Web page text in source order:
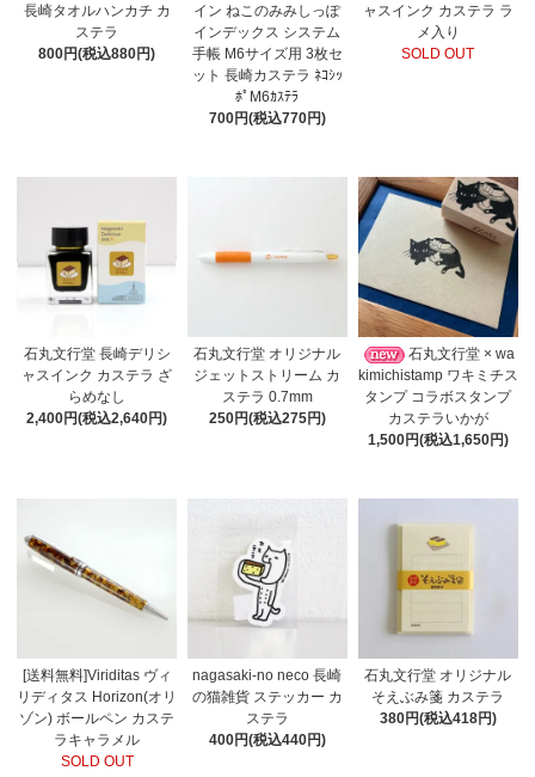
長崎タオルハンカチ カ
ステラ
800円(税込880円)
イン ねこのみみしっぽ
インデックス システム
手帳 M6サイズ用 3枚セ
ット 長崎カステラ ﾈｺｼｯ
ﾎﾟM6ｶｽﾃﾗ
700円(税込770円)
ャスインク カステラ ラ
メ入り
SOLD OUT
石丸文行堂 長崎デリシ
ャスインク カステラ ざ
らめなし
2,400円(税込2,640円)
石丸文行堂 オリジナル
ジェットストリーム カ
ステラ 0.7mm
250円(税込275円)
石丸文行堂 × wa
kimichistamp ワキミチス
タンプ コラボスタンプ
カステラいかが
1,500円(税込1,650円)
[送料無料]Viriditas ヴィ
リディタス Horizon(オリ
ゾン) ボールペン カステ
ラキャラメル
SOLD OUT
nagasaki-no neco 長崎
の猫雑貨 ステッカー カ
ステラ
400円(税込440円)
石丸文行堂 オリジナル
そえぶみ箋 カステラ
380円(税込418円)